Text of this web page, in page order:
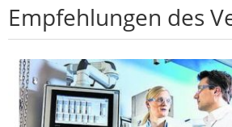
Empfehlungen des